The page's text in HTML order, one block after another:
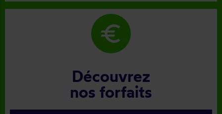
euro
Découvrez
nos forfaits